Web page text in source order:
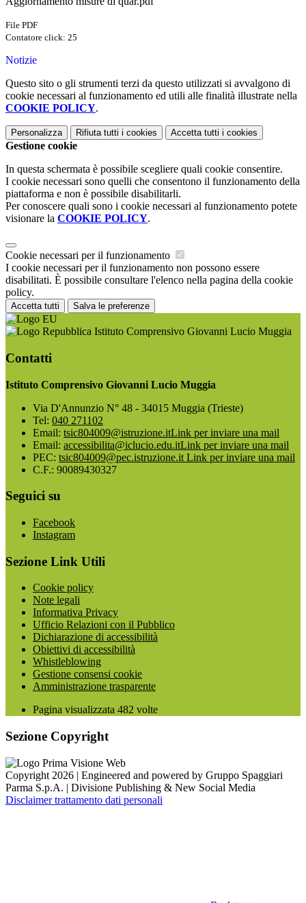
File PDF
Contatore click: 25
Notizie
Questo sito o gli strumenti terzi da questo utilizzati si avvalgono di
cookie necessari al funzionamento ed utili alle finalità illustrate nella
COOKIE POLICY.
Personalizza Rifiuta tutti i cookies Accetta tutti i cookies
Gestione cookie
In questa schermata è possibile scegliere quali cookie consentire.
I cookie necessari sono quelli che consentono il funzionamento della
piattaforma e non è possibile disabilitarli.
Per conoscere quali sono i cookie necessari al funzionamento potete
visionare la COOKIE POLICY.
Cookie necessari per il funzionamento
I cookie necessari per il funzionamento non possono essere
disabilitati. È possibile consultare l'elenco nella pagina della cookie
policy.
Accetta tutti Salva le preferenze
Istituto Comprensivo Giovanni Lucio Muggia
Contatti
Istituto Comprensivo Giovanni Lucio Muggia
Via D'Annunzio N° 48 - 34015 Muggia (Trieste)
Tel: 040 271102
Email: tsic804009@istruzione.itLink per inviare una mail
Email: accessibilita@iclucio.edu.itLink per inviare una mail
PEC: tsic804009@pec.istruzione.it Link per inviare una mail
C.F.: 90089430327
Seguici su
Facebook
Instagram
Sezione Link Utili
Cookie policy
Note legali
Informativa Privacy
Ufficio Relazioni con il Pubblico
Dichiarazione di accessibilità
Obiettivi di accessibilità
Whistleblowing
Gestione consensi cookie
Amministrazione trasparente
Pagina visualizzata 482 volte
Sezione Copyright
Copyright 2026 | Engineered and powered by Gruppo Spaggiari
Parma S.p.A. | Divisione Publishing & New Social Media
Disclaimer trattamento dati personali